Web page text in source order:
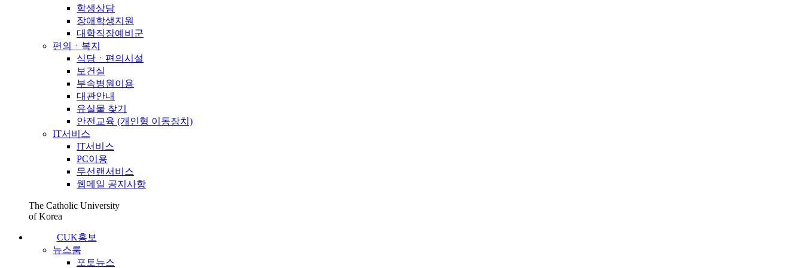
학생상담
장애학생지원
대학직장예비군
편의ㆍ복지
식당ㆍ편의시설
보건실
부속병원이용
대관안내
유실물 찾기
안전교육 (개인형 이동장치)
IT서비스
IT서비스
PC이용
무선랜서비스
웹메일 공지사항
The Catholic University
of Korea
CUK홍보
뉴스룸
포토뉴스